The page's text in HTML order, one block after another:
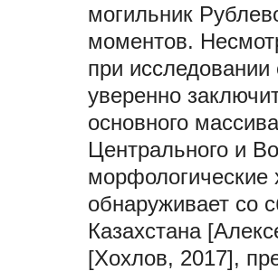
могильник
моментов.
при
уверенно
основного
Центрального и
морфологические
обнаруживает со
Казахстана
[Хохлов, 2017],